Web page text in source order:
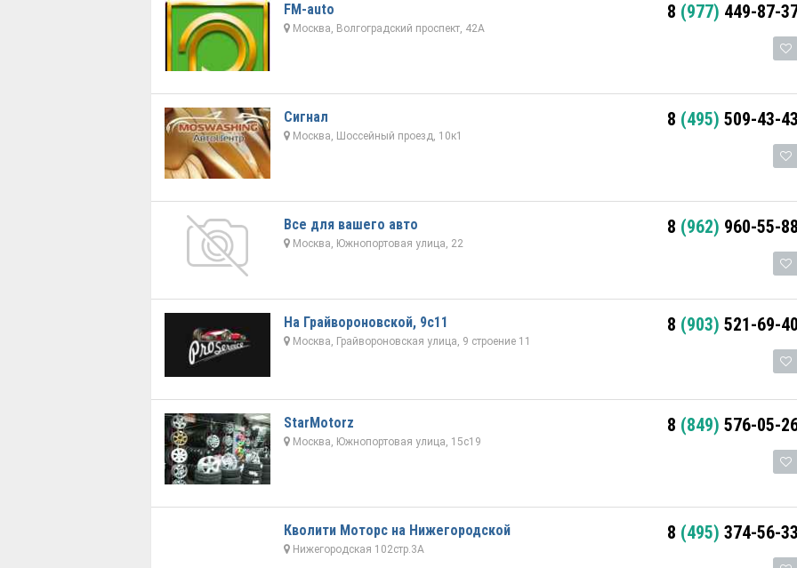
FM-auto
Москва, Волгоградский проспект, 42А
8 (977) 449-87-
Сигнал
Москва, Шоссейный проезд, 10к1
8 (495) 509-43-43
Все для вашего авто
Москва, Южнопортовая улица, 22
8 (962) 960-55-88
На Грайвороновской, 9с11
Москва, Грайвороновская улица, 9 строение 11
8 (903) 521-69-40
StarMotorz
Москва, Южнопортовая улица, 15с19
8 (849) 576-05-
Кволити Моторс на Нижегородской
Нижегородская 102стр.3А
8 (495) 374-56-33